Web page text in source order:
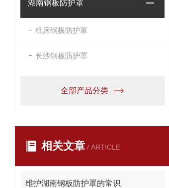
湖南钢板防护罩
机床钢板防护罩
长沙钢板防护罩
全部产品分类
相关文章 / ARTICLE
维护湖南钢板防护罩的常识